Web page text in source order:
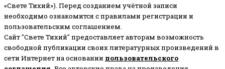
«Свете Тихий»). Перед созданием учётной записи
необходимо ознакомится с правилами регистрации и
пользовательским соглашением.
Сайт "Свете Тихий" предоставляет авторам возможность
свободной публикации своих литературных произведений в
сети Интернет на основании пользовательского